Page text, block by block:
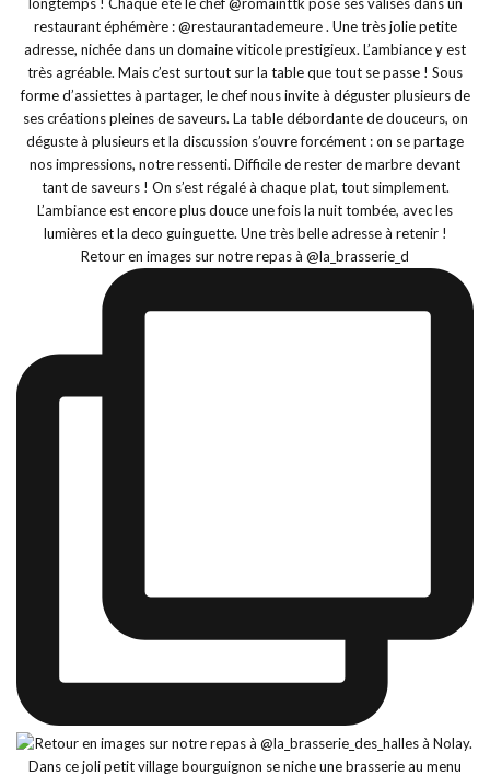
Retour en images sur notre repas à @la_brasserie_d